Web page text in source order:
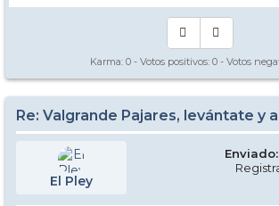
Karma: 0 - Votos positivos: 0 - Votos
Re: Valgrande Pajares, levántate y
El Pley